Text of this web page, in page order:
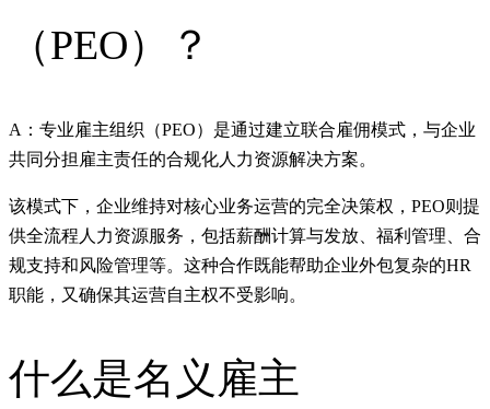
（PEO）？
A：专业雇主组织（PEO）是通过建立联合雇佣模式，与企业
共同分担雇主责任的合规化人力资源解决方案。
该模式下，企业维持对核心业务运营的完全决策权，PEO则提
供全流程人力资源服务，包括薪酬计算与发放、福利管理、合
规支持和风险管理等。这种合作既能帮助企业外包复杂的HR
职能，又确保其运营自主权不受影响。
什么是名义雇主